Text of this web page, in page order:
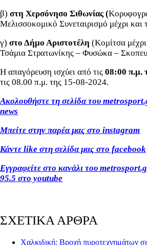
β) στη Χερσόνησο Σιθωνίας (
Μελισσοκομικό Συνεταιρισμό μέχρι και
γ) στο Δήμο Αριστοτέλη (Κομίτσα
Τσάμια Στρατωνίκης – Φυσώκα –
Η απαγόρευση ισχύει από τις 08:00 π.μ.
τις 08.00 π.μ. της 15-08-2024.
Ακολουθήστε τη σελίδα του
news
Μπείτε στην παρέα μας στο instagram
Κάντε like στη σελίδα μας στο facebook
Εγγραφείτε στο κανάλι του
95.5 στο youtube
ΣΧΕΤΙΚΑ ΑΡΘΡΑ
Χαλκιδική: Βροχή πυροτεχνημάτων